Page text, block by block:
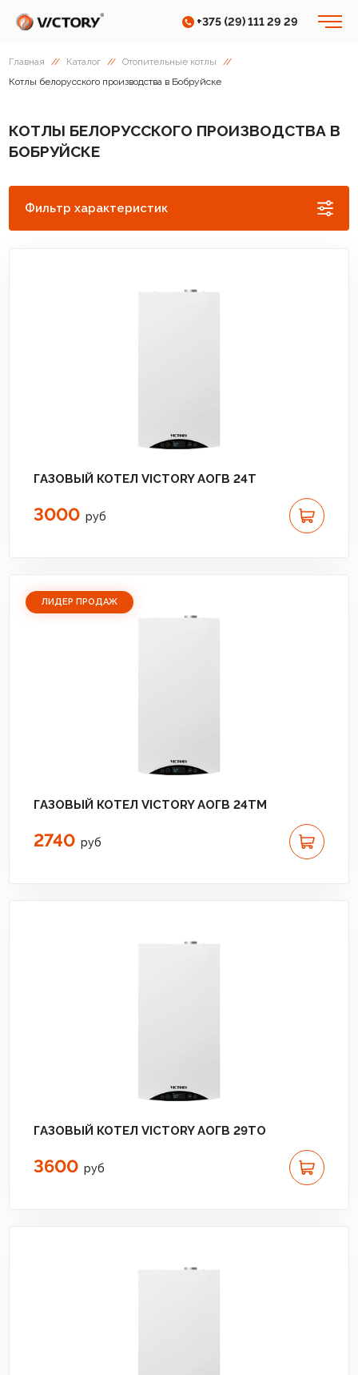
+375 (29) 111 29 29
Главная // Каталог // Отопительные котлы
//
Котлы белорусского производства в Бобруйске
КОТЛЫ БЕЛОРУССКОГО ПРОИЗВОДСТВА В
БОБРУЙСКЕ
Фильтр характеристик
ГАЗОВЫЙ КОТЕЛ VICTORY АОГВ 24T
3000 руб
ЛИДЕР ПРОДАЖ
ГАЗОВЫЙ КОТЕЛ VICTORY АОГВ 24TM
2740 руб
ГАЗОВЫЙ КОТЕЛ VICTORY АОГВ 29TO
3600 руб